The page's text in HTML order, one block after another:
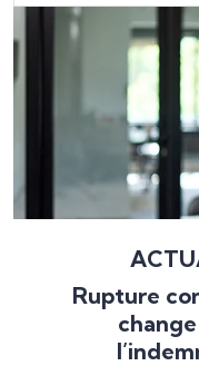
Rupture